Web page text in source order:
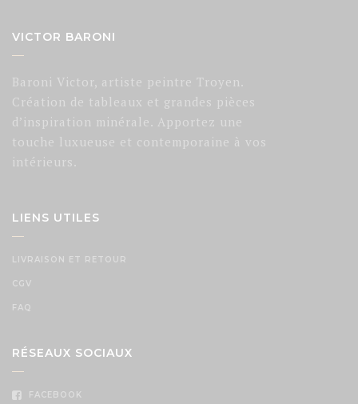
VICTOR BARONI
Baroni Victor, artiste peintre Troyen.
Création de tableaux et grandes pièces
d’inspiration minérale. Apportez une
touche luxueuse et contemporaine à vos
intérieurs.
LIENS UTILES
LIVRAISON ET RETOUR
CGV
FAQ
RÉSEAUX SOCIAUX
FACEBOOK